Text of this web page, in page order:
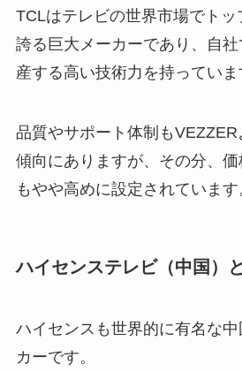
TCLはテレビの世界市場でトッ
誇る巨大メーカーであり、自
産する高い技術力を持っていま
品質やサポート体制も
傾向にありますが、その分、価
もやや高めに設定されています
ハイセンステレビ（中国）
ハイセンスも世界的に有名な
カーです。